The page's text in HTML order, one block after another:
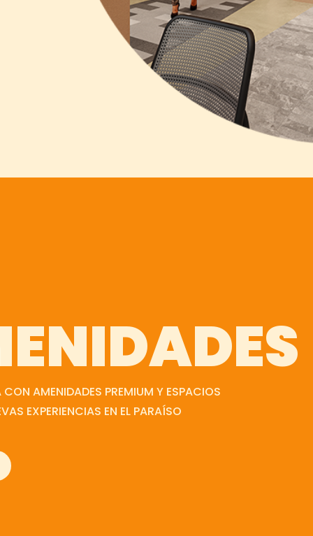
AMENIDADES PREMIUM Y ESPACIOS
EXPERIENCIAS EN EL PARAÍSO